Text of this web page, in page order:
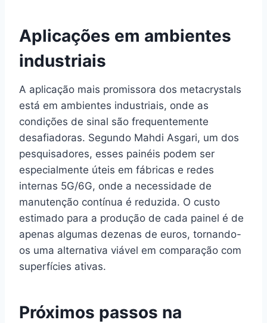
Aplicações em ambientes
industriais
A aplicação mais promissora dos metacrystals
está em ambientes industriais, onde as
condições de sinal são frequentemente
desafiadoras. Segundo Mahdi Asgari, um dos
pesquisadores, esses painéis podem ser
especialmente úteis em fábricas e redes
internas 5G/6G, onde a necessidade de
manutenção contínua é reduzida. O custo
estimado para a produção de cada painel é de
apenas algumas dezenas de euros, tornando-
os uma alternativa viável em comparação com
superfícies ativas.
Próximos passos na